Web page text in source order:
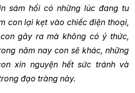
sám hối có những lúc đang tu
con lại kẹt vào chiếc điện thoại,
gây ra mà không có ý thức,
năm nay con sẽ khác, những
xin nguyện hết sức tránh và
đạo tràng này.